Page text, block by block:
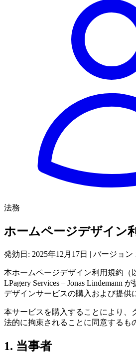
法務
ホームページデザイン
発効日: 2025年12月17日 | バージョン
本ホームページデザイン利用規約（
LPagery Services – Jonas Lindemann
デザインサービスの購入および提供
本サービスを購入することにより、
法的に拘束されることに同意するも
1. 当事者